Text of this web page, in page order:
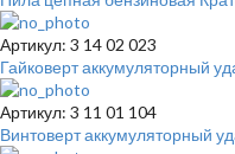
Артикул: 3 14 02 023
Гайковерт аккумуляторный
Артикул: 3 11 01 104
Винтоверт аккумуляторный